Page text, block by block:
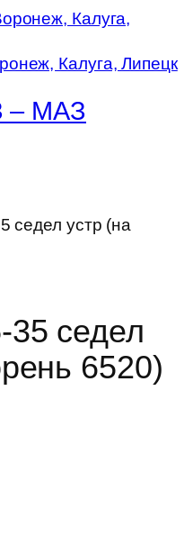
– МАЗ
седел устр (на
седел
6520)